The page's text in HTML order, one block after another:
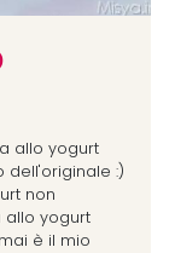
allo yogurt
dell'originale :)
non
allo yogurt
è il mio